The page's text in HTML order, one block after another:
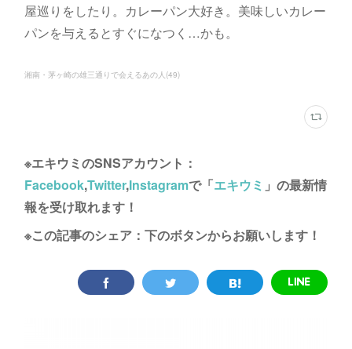
屋巡りをしたり。カレーパン大好き。美味しいカレー
パンを与えるとすぐになつく…かも。
湘南・茅ヶ崎の雄三通りで会えるあの人 (49)
※エキウミのSNSアカウント：
Facebook,Twitter,Instagramで「エキウミ 」の最新情
報を受け取れます！
※この記事のシェア：下のボタンからお願いします！